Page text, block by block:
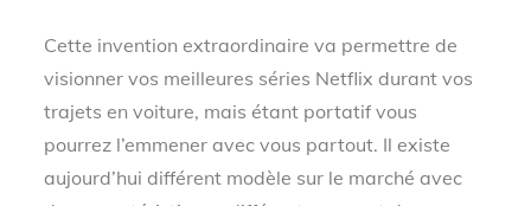
Cette invention extraordinaire va permettre de
visionner vos meilleures séries Netflix durant vos
trajets en voiture, mais étant portatif vous
pourrez l’emmener avec vous partout. Il existe
aujourd’hui différent modèle sur le marché avec